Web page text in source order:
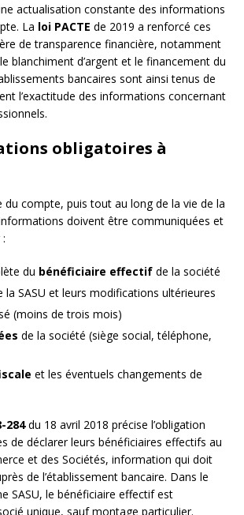
actualisation constante des informations
La loi PACTE de 2019 a renforcé ces
de transparence financière, notamment
blanchiment d’argent et le financement du
bancaires sont ainsi tenus de
l’exactitude des informations concernant
obligatoires à
du compte, puis tout au long de la vie de la
doivent être communiquées et
du bénéficiaire effectif de la société
la SASU et leurs modifications ultérieures
(moins de trois mois)
de la société (siège social, téléphone,
et les éventuels changements de
284du 18 avril 2018 précise l’obligation
de déclarer leurs bénéficiaires effectifs au
et des Sociétés, information qui doit
de l’établissement bancaire. Dans le
SASU, le bénéficiaire effectif est
unique, sauf montage particulier.